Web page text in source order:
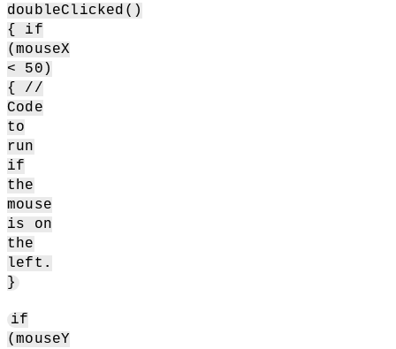
doubleClicked()
{ if
(mouseX
< 50)
{ //
Code
to
run
if
the
mouse
is on
the
left.
}
if
(mouseY